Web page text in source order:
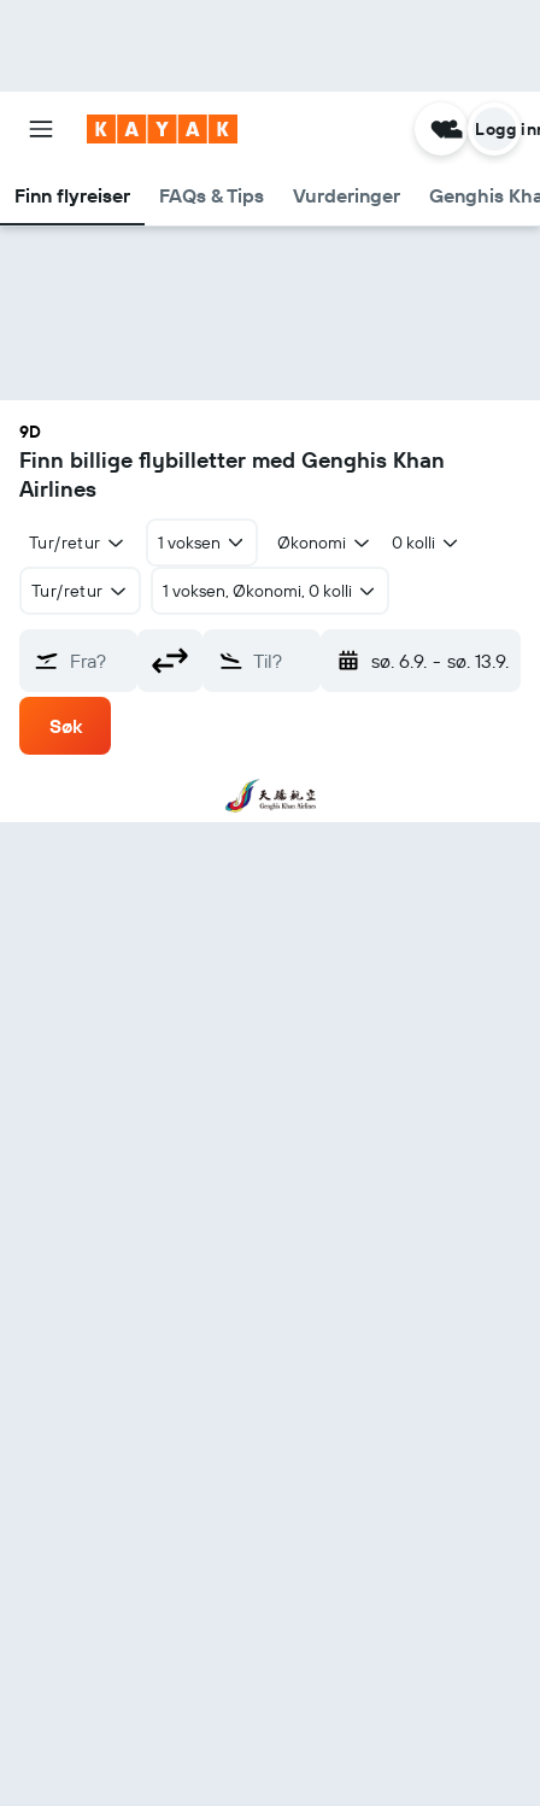
Finn flyreiser FAQs & Tips Vurderinger Genghis
Logg
9D
Finn billige flybilletter med Genghis Khan
Airlines
Tur/retur 1 voksen Økonomi 0 kolli
Tur/retur 1 voksen, Økonomi, 0 kolli
Fra? Til? sø. 6.9. - sø. 13.9.
Søk